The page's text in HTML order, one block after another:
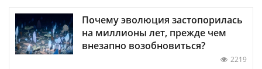
Почему эволюция застопорилась
на миллионы лет, прежде чем
внезапно возобновиться?
2219